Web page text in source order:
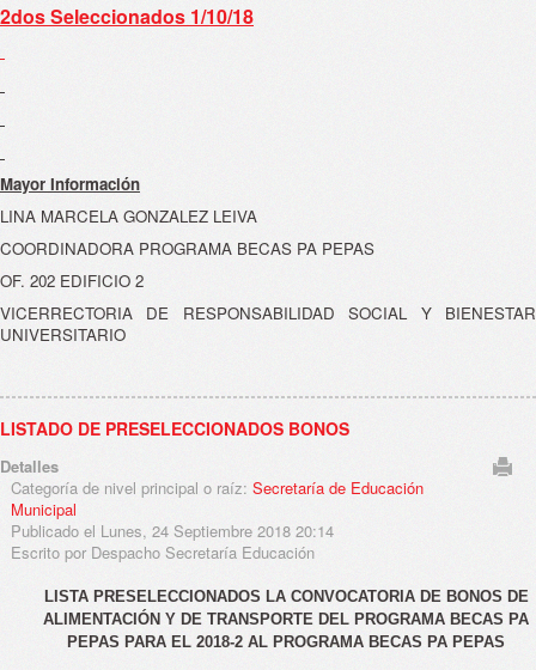
2dos Seleccionados 1/10/18
Mayor Información
LINA MARCELA GONZALEZ LEIVA
COORDINADORA PROGRAMA BECAS PA PEPAS
OF. 202 EDIFICIO 2
VICERRECTORIA DE RESPONSABILIDAD SOCIAL Y BIENESTAR
UNIVERSITARIO
LISTADO DE PRESELECCIONADOS BONOS
Detalles
Categoría de nivel principal o raíz: Secretaría de Educación
Municipal
Publicado el Lunes, 24 Septiembre 2018 20:14
Escrito por Despacho Secretaría Educación
LISTA PRESELECCIONADOS LA CONVOCATORIA DE BONOS DE
ALIMENTACIÓN Y DE TRANSPORTE DEL PROGRAMA BECAS PA
PEPAS PARA EL 2018-2 AL PROGRAMA BECAS PA PEPAS